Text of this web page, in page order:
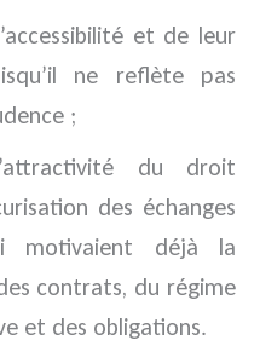
et de leur
ne reflète pas
;
du droit
des échanges
motivaient déjà la
contrats, du régime
et des obligations.